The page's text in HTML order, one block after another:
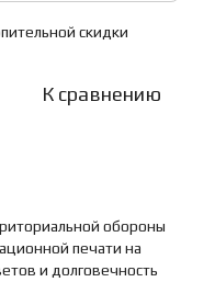
скидки
К сравнению
обороны
печати на
и долговечность